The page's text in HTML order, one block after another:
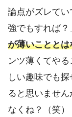
論点がズレて
強でもすれば？
が薄いことと
ンツ薄くてや
しい趣味でも
ると思いませ
なくね？（笑）